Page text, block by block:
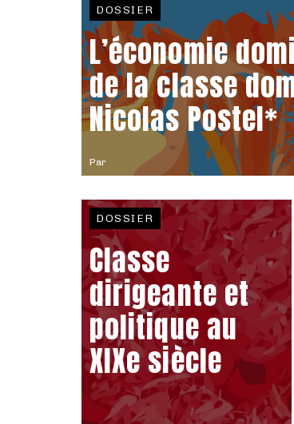
Par
DOSSIER
L’économie
de la classe
Nicolas Postel*
DOSSIER
Classe
dirigeante et
politique au
XIXe siècle